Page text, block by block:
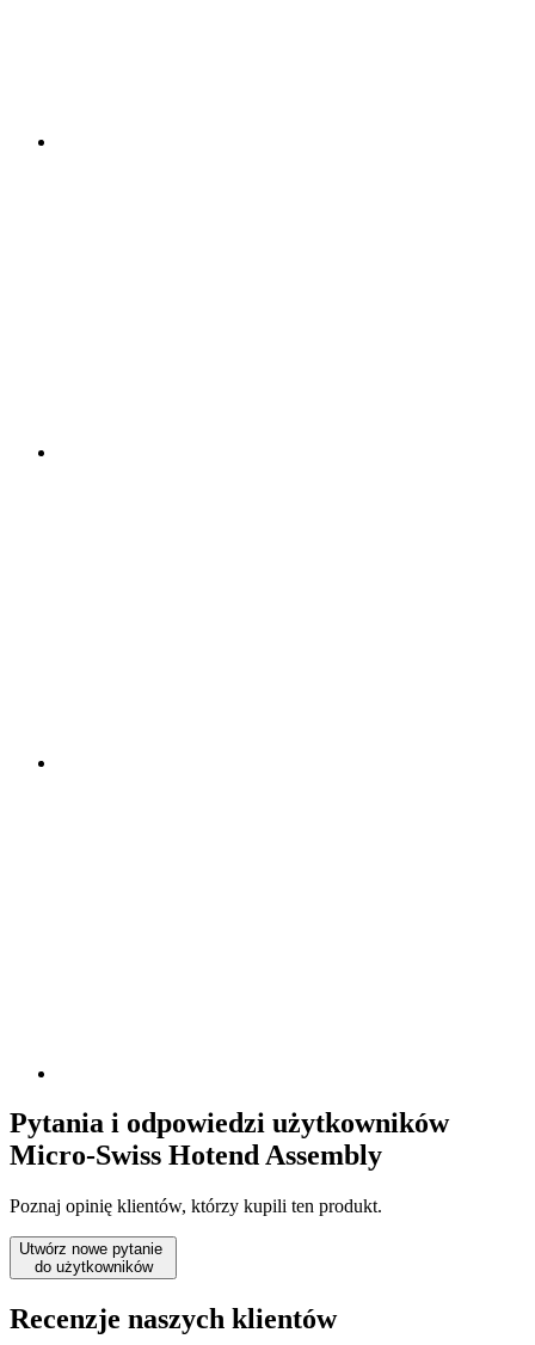
Pytania i odpowiedzi użytkowników
Micro-Swiss Hotend Assembly
Poznaj opinię klientów, którzy kupili ten produkt.
Utwórz nowe pytanie
do użytkowników
Recenzje naszych klientów